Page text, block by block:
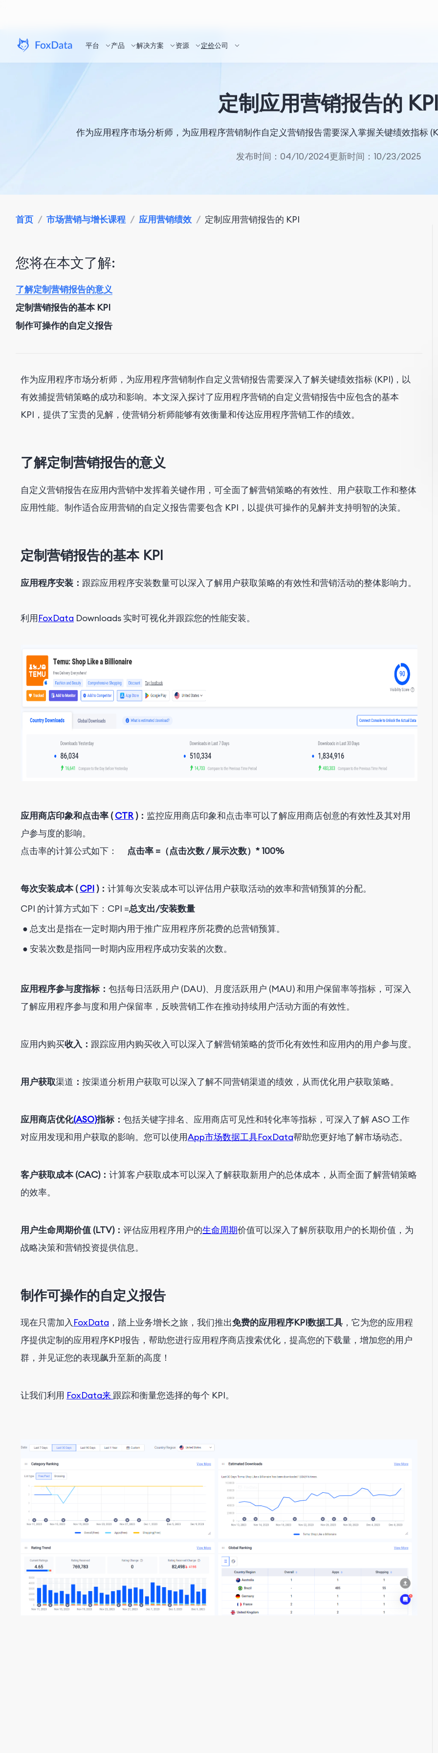
平台 产品 解决方案 资源 定价公司
定制应用营销报告的
作为应用程序市场分析师，为应用程序营销制作自定义营销报告需要深入掌握关键绩效指标
发布时间：04/10/2024更新时间：10/23/2025
首页 / 市场营销与增长课程 / 应用营销绩效 / 定制应用营销报告的 KPI
您将在本文了解:
了解定制营销报告的意义
定制营销报告的基本 KPI
制作可操作的自定义报告
作为应用程序市场分析师，为应用程序营销制作自定义营销报告需要深入了解关键绩效指标 (KPI)，以
有效捕捉营销策略的成功和影响。本文深入探讨了应用程序营销的自定义营销报告中应包含的基本
KPI，提供了宝贵的见解，使营销分析师能够有效衡量和传达应用程序营销工作的绩效。
了解定制营销报告的意义
自定义营销报告在应用内营销中发挥着关键作用，可全面了解营销策略的有效性、用户获取工作和整体
应用性能。制作适合应用营销的自定义报告需要包含 KPI，以提供可操作的见解并支持明智的决策。
定制营销报告的基本 KPI
应用程序安装： 跟踪应用程序安装数量可以深入了解用户获取策略的有效性和营销活动的整体影响力。
利用FoxData Downloads 实时可视化并跟踪您的性能安装。
应用商店印象和点击率 (CTR)： 监控应用商店印象和点击率可以了解应用商店创意的有效性及其对用
户参与度的影响。
点击率的计算公式如下：
点击率 =（点击次数 / 展示次数）* 100%
每次安装成本 (CPI)： 计算每次安装成本可以评估用户获取活动的效率和营销预算的分配。
CPI 的计算方式如下：CPI =总支出/安装数量
● 总支出是指在一定时期内用于推广应用程序所花费的总营销预算。
● 安装次数是指同一时期内应用程序成功安装的次数。
应用程序参与度指标： 包括每日活跃用户 (DAU)、月度活跃用户 (MAU) 和用户保留率等指标，可深入
了解应用程序参与度和用户保留率，反映营销工作在推动持续用户活动方面的有效性。
应用内购买收入： 跟踪应用内购买收入可以深入了解营销策略的货币化有效性和应用内的用户参与度。
用户获取渠道 ： 按渠道分析用户获取可以深入了解不同营销渠道的绩效，从而优化用户获取策略。
应用商店优化(ASO)指标： 包括关键字排名、应用商店可见性和转化率等指标，可深入了解 ASO 工作
对应用发现和用户获取的影响。您可以使用App市场数据工具FoxData帮助您更好地了解市场动态。
客户获取成本 (CAC)： 计算客户获取成本可以深入了解获取新用户的总体成本，从而全面了解营销策略
的效率。
用户生命周期价值 (LTV)： 评估应用程序用户的生命周期价值可以深入了解所获取用户的长期价值，为
战略决策和营销投资提供信息。
制作可操作的自定义报告
现在只需加入 FoxData ，踏上业务增长之旅，我们推出免费的应用程序KPI数据工具 ，它为您的应用程
序提供定制的应用程序KPI报告，帮助您进行应用程序商店搜索优化，提高您的下载量，增加您的用户
群，并见证您的表现飙升至新的高度！
让我们利用 FoxData来 跟踪和衡量您选择的每个 KPI。